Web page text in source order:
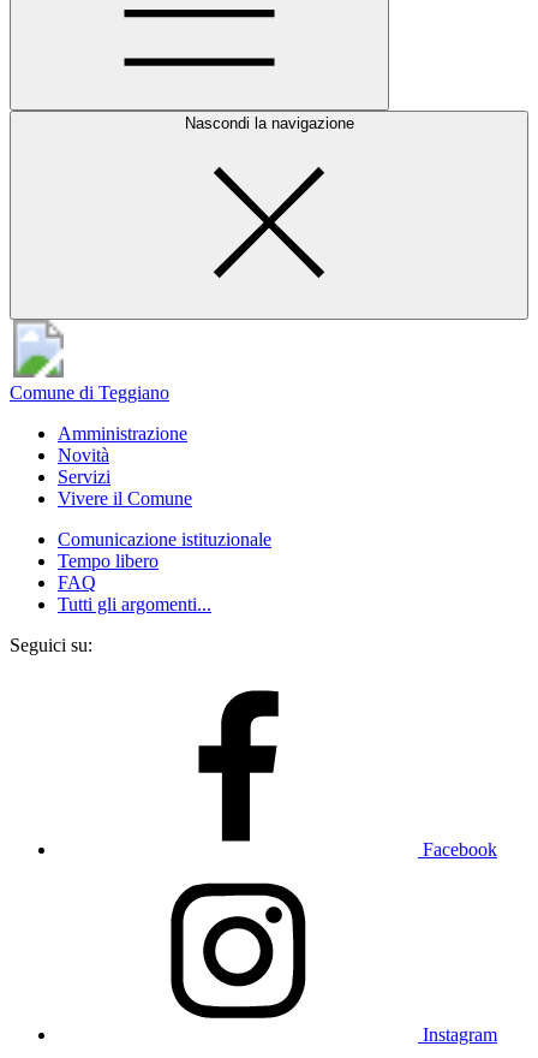
Nascondi la navigazione
Comune di Teggiano
Amministrazione
Novità
Servizi
Vivere il Comune
Comunicazione istituzionale
Tempo libero
FAQ
Tutti gli argomenti...
Seguici su:
Facebook
Instagram